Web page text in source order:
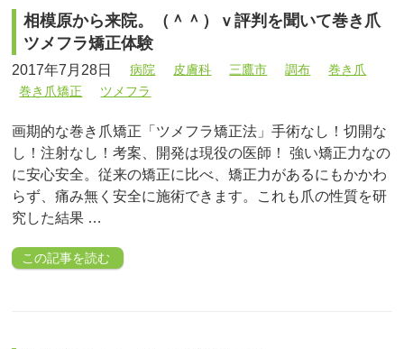
相模原から来院。（＾＾）ｖ評判を聞いて巻き爪
ツメフラ矯正体験
2017年7月28日 病院 皮膚科 三鷹市 調布
巻き爪
巻き爪矯正
ツメフラ
画期的な巻き爪矯正「ツメフラ矯正法」手術なし！切開な
し！注射なし！考案、開発は現役の医師！ 強い矯正力なの
に安心安全。従来の矯正に比べ、矯正力があるにもかかわ
らず、痛み無く安全に施術できます。これも爪の性質を研
究した結果 …
この記事を読む